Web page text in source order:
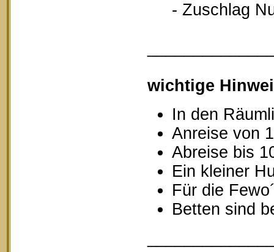
- Zuschlag
wichtige
In den
Anreise von
Abreise bis
Ein kleiner
Für die
Betten sind